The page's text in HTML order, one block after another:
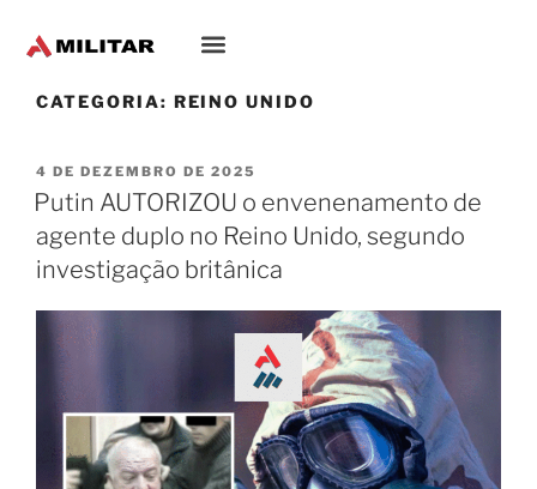
CATEGORIA: REINO UNIDO
4 DE DEZEMBRO DE 2025
Putin AUTORIZOU o envenenamento de
agente duplo no Reino Unido, segundo
investigação britânica